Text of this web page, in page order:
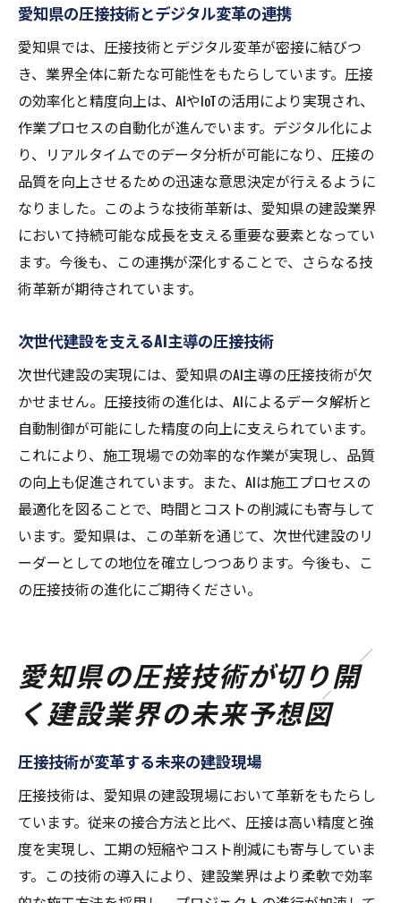
愛知県の圧接技術とデジタル変革の連携
愛知県では、圧接技術とデジタル変革が密接に結びつ
き、業界全体に新たな可能性をもたらしています。圧接
の効率化と精度向上は、AIやIoTの活用により実現され、
作業プロセスの自動化が進んでいます。デジタル化によ
り、リアルタイムでのデータ分析が可能になり、圧接の
品質を向上させるための迅速な意思決定が行えるように
なりました。このような技術革新は、愛知県の建設業界
において持続可能な成長を支える重要な要素となってい
ます。今後も、この連携が深化することで、さらなる技
術革新が期待されています。
次世代建設を支えるAI主導の圧接技術
次世代建設の実現には、愛知県のAI主導の圧接技術が欠
かせません。圧接技術の進化は、AIによるデータ解析と
自動制御が可能にした精度の向上に支えられています。
これにより、施工現場での効率的な作業が実現し、品質
の向上も促進されています。また、AIは施工プロセスの
最適化を図ることで、時間とコストの削減にも寄与して
います。愛知県は、この革新を通じて、次世代建設のリ
ーダーとしての地位を確立しつつあります。今後も、こ
の圧接技術の進化にご期待ください。
愛知県の圧接技術が切り開
く建設業界の未来予想図
圧接技術が変革する未来の建設現場
圧接技術は、愛知県の建設現場において革新をもたらし
ています。従来の接合方法と比べ、圧接は高い精度と強
度を実現し、工期の短縮やコスト削減にも寄与していま
す。この技術の導入により、建設業界はより柔軟で効率